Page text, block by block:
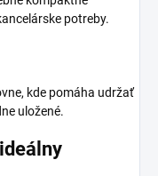
potreby.
kde pomáha udržať
uložené.